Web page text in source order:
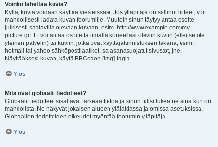
Voinko lähettää kuvia?
Kyllä, kuvia voidaan käyttää viesteissäsi. Jos ylläpitäjä on sallinut liitteet, voit
mahdollisesti ladata kuvan foorumille. Muutoin sinun täytyy antaa osoite
julkisesti saatavilla olevaan kuvaan, esim. http://www.example.com/my-
picture.gif. Et voi antaa osoitetta omalla koneellasi oleviin kuviin (ellei se ole
yleinen palvelin) tai kuviin, jotka ovat käyttäjätunnistuksen takana, esim.
hotmail tai yahoo sähköpostilaatikot, salasanasuojatut sivustot, jne.
Näyttääksesi kuvan, käytä BBCoden [img]-tagia.
Ylös
Mitä ovat globaalit tiedotteet?
Globaalit tiedotteet sisältävät tärkeää tietoa ja sinun tulisi lukea ne aina kun on
mahdolista. Ne näkyvät jokaisen alueen ylälaidassa ja omissa asetuksissa.
Globaalien tiedotteiden oikeudet myöntää foorumin ylläpitäjä.
Ylös